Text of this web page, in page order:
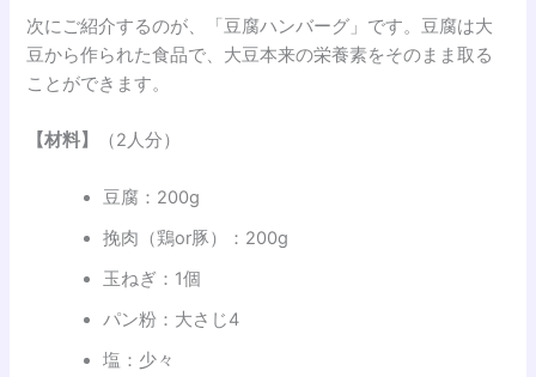
次にご紹介するのが、「豆腐ハンバーグ」です。豆腐は大
豆から作られた食品で、大豆本来の栄養素をそのまま取る
ことができます。
【材料】 （2人分）
豆腐：200g
挽肉（鶏or豚）：200g
玉ねぎ：1個
パン粉：大さじ4
塩：少々